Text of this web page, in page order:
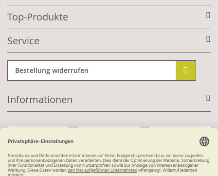
Top-Produkte
Service
Bestellung widerrufen
Informationen